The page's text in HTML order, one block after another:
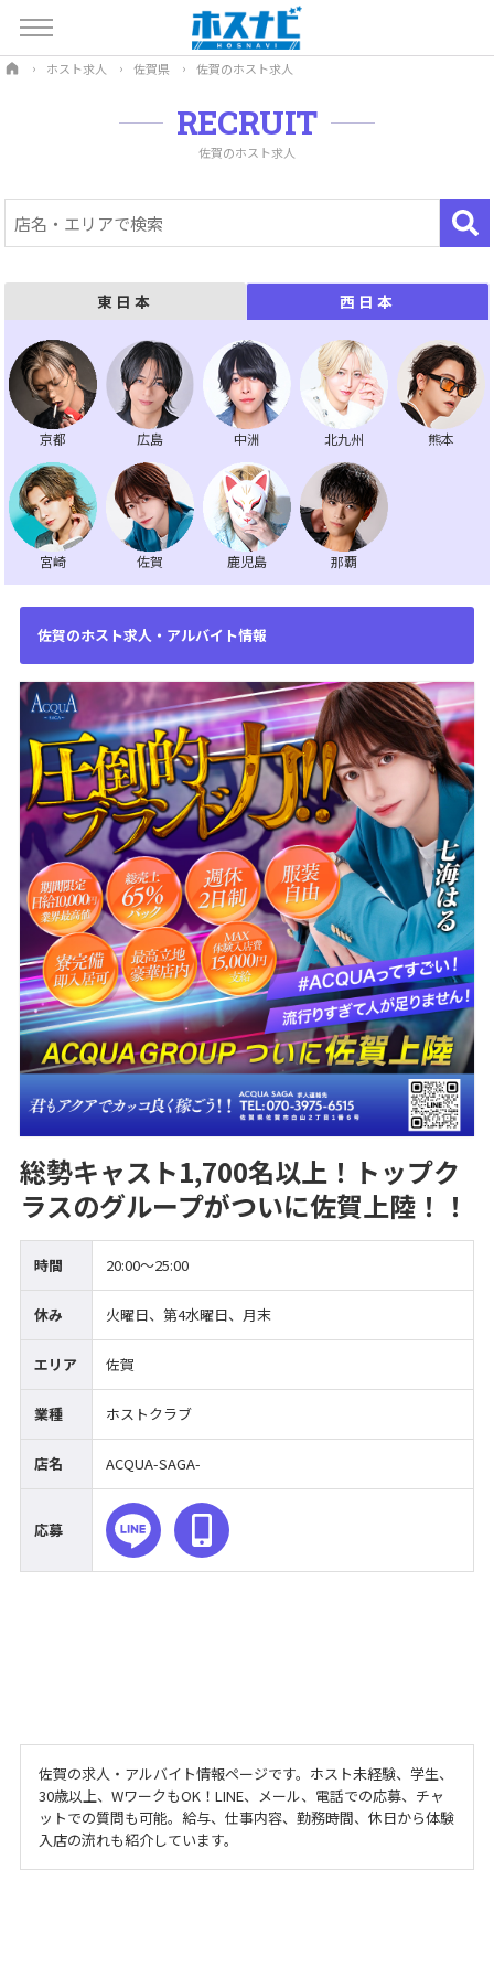
ホスト求人 佐賀県 佐賀のホスト求人
RECRUIT
佐賀のホスト求人
東日本 西日本
京都 広島 中洲 北九州 熊本
宮崎 佐賀 鹿児島 那覇
佐賀のホスト求人・アルバイト情報
総勢キャスト1,700名以上！トップク
ラスのグループがついに佐賀上陸！！
時間 20:00～25:00
休み 火曜日、第4水曜日、月末
エリア 佐賀
業種 ホストクラブ
店名 ACQUA-SAGA-
応募
佐賀の求人・アルバイト情報ページです。ホスト未経験、学生、
30歳以上、WワークもOK！LINE、メール、電話での応募、チャ
ットでの質問も可能。給与、仕事内容、勤務時間、休日から体験
入店の流れも紹介しています。